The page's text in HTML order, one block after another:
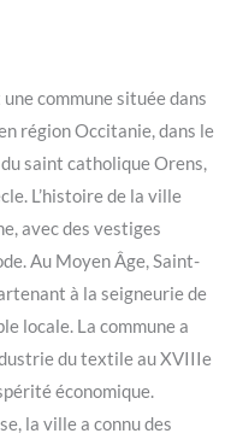
commune située dans
région Occitanie, dans le
saint catholique Orens,
L’histoire de la ville
avec des vestiges
Au Moyen Âge, Saint-
à la seigneurie de
locale. La commune a
du textile au XVIIIe
économique.
la ville a connu des